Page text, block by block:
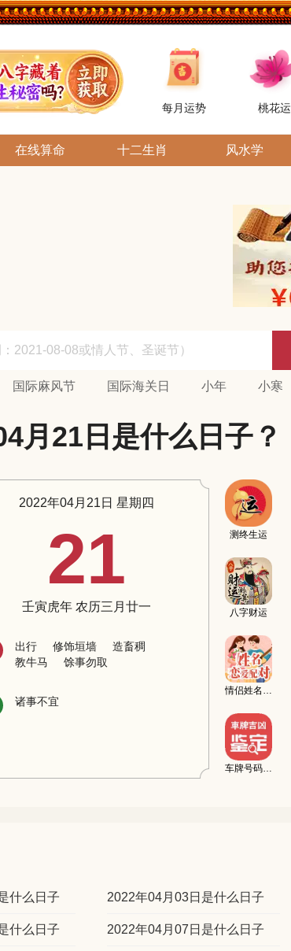
每月运势 桃花运
在线算命 十二生肖 风水学
国际麻风节 国际海关日 小年 小寒
月21日是什么日子？
2022年04月21日 星期四
21
壬寅虎年 农历三月廿一
出行 修饰垣墙
造畜稠
教牛马
馀事勿取
诸事不宜
测终生运
八字财运
情侣姓名配对
车牌号码吉凶测试
什么日子 2022年04月03日是什么日子
什么日子 2022年04月07日是什么日子